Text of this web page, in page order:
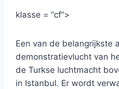
klasse = “cf”>
Een van de belangrijkste
demonstratievlucht van
de Turkse luchtmacht
in Istanbul. Er wordt